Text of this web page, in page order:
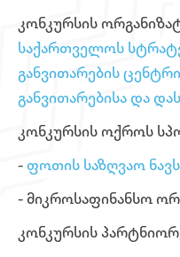
კონკურსის
საქართველოს
განვითარების ცენტრი
განვითარებისა და
კონკურსის ოქროს
- ფოთის საზღვაო
- მიკროსაფინანსო
კონკურსის